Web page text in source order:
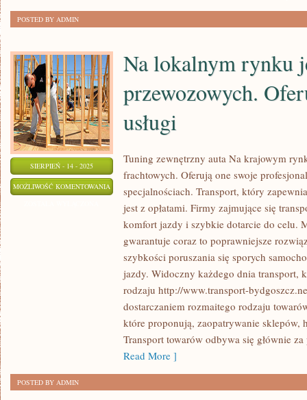
POSTED BY ADMIN
SIERPIEŃ - 14 - 2025
MOŻLIWOŚĆ KOMENTOWANIA
LOKALNYM
RYNKU
DUŻO
FIRM
PRZEWOZOWYCH.
OFERUJĄ
SWOJE
USŁUGI
Na lokalnym rynku
przewozowych.
usługi
Tuning zewnętrzny auta Na krajowym
frachtowych. Oferują one swoje
specjalnościach. Transport, który
jest z opłatami. Firmy zajmujące się
komfort jazdy i szybkie dotarcie do celu.
gwarantuje coraz to poprawniejsze
szybkości poruszania się sporych
jazdy. Widoczny każdego dnia transport,
rodzaju http://www.transport-
dostarczaniem rozmaitego rodzaju
które proponują, zaopatrywanie sklepów,
Transport towarów odbywa się głównie
Read More ]
POSTED BY ADMIN